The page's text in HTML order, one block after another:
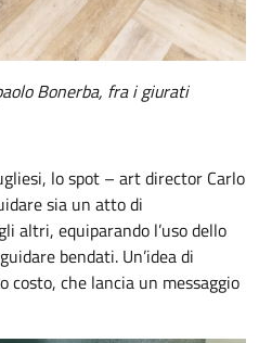
Bonerba, fra i giurati
lo spot – art director Carlo
sia un atto di
altri, equiparando l’uso dello
bendati. Un’idea di
costo, che lancia un messaggio